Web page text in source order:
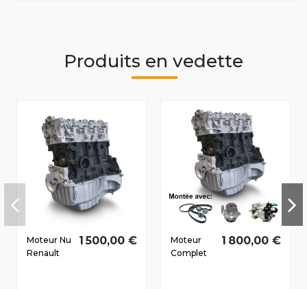
Produits en vedette
Moteur Nu
Renault
1 500,00 €
Moteur
Complet
1 800,00 €